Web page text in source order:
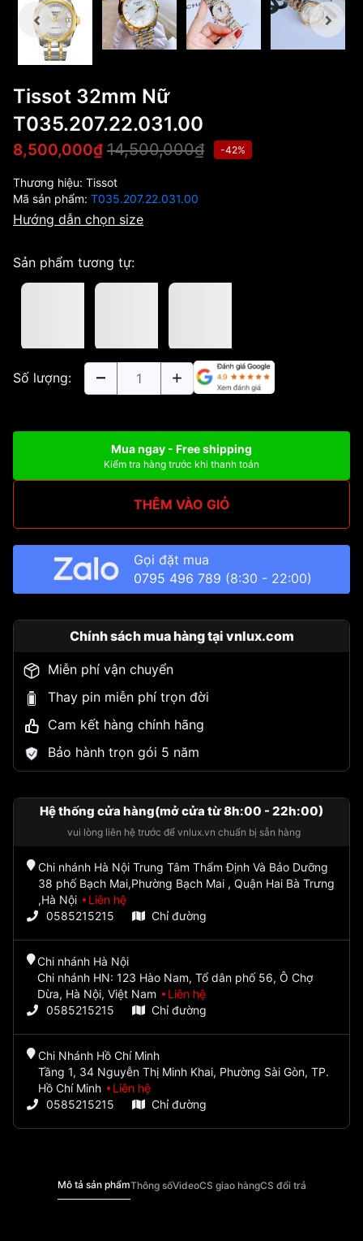
Tissot 32mm Nữ
T035.207.22.031.00
8,500,000₫ 14,500,000₫ -42%
Thương hiệu: Tissot
Mã sản phẩm: T035.207.22.031.00
Hướng dẫn chọn size
Sản phẩm tương tự:
Số lượng:
Mua ngay - Free shipping
Kiểm tra hàng trước khi thanh toán
THÊM VÀO GIỎ
Gọi đặt mua
0795 496 789 (8:30 - 22:00)
Chính sách mua hàng tại vnlux.com
Miễn phí vận chuyển
Thay pin miễn phí trọn đời
Cam kết hàng chính hãng
Bảo hành trọn gói 5 năm
Hệ thống cửa hàng(mở cửa từ 8h:00 - 22h:00)
vui lòng liên hệ trước để vnlux.vn chuẩn bị sẵn hàng
Chi nhánh Hà Nội Trung Tâm Thẩm Định Và Bảo Dưỡng
38 phố Bạch Mai,Phường Bạch Mai , Quận Hai Bà Trưng
,Hà Nội
Liên hệ
0585215215
Chỉ đường
Chi nhánh Hà Nội
Chi nhánh HN: 123 Hào Nam, Tổ dân phố 56, Ô Chợ
Dừa, Hà Nội, Việt Nam
Liên hệ
0585215215
Chỉ đường
Chi Nhánh Hồ Chí Minh
Tầng 1, 34 Nguyễn Thị Minh Khai, Phường Sài Gòn, TP.
Hồ Chí Minh
Liên hệ
0585215215
Chỉ đường
Mô tả sản phẩmThông sốVideoCS giao hàngCS đổi trả